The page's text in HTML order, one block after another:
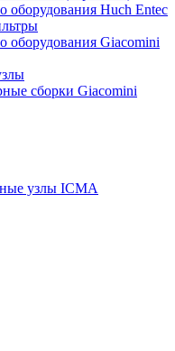
оборудования Huch Entec
оборудования Giacomini
сборки Giacomini
узлы ICMA